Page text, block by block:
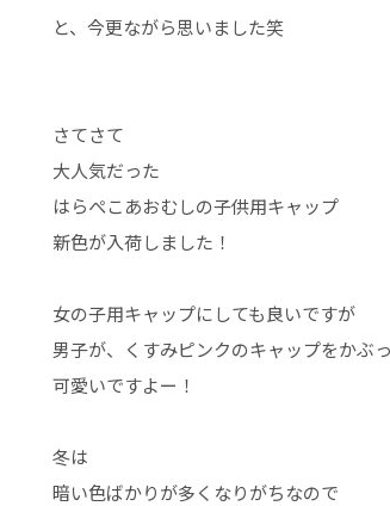
と、今更ながら思いました笑
さてさて
大人気だった
はらぺこあおむしの子供用キャップ
新色が入荷しました！
女の子用キャップにしても良いですが
男子が、くすみピンクのキャップをかぶ
可愛いですよー！
冬は
暗い色ばかりが多くなりがちなので